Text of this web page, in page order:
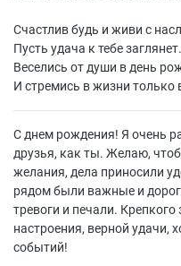
Счастлив будь и живи с
Пусть удача к тебе заглянет.
Веселись от души в день
И стремись в жизни только
С днем рождения! Я очень
друзья, как ты. Желаю,
желания, дела приносили
рядом были важные и
тревоги и печали.
настроения, верной удачи,
событий!